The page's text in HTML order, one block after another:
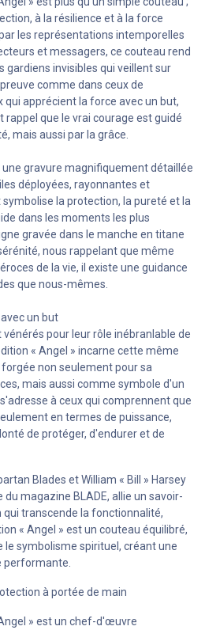
à la résilience et à la force
les représentations intemporelles
et messagers, ce couteau rend
gardiens invisibles qui veillent sur
comme dans ceux de
qui apprécient la force avec un but,
que le vrai courage est guidé
mais aussi par la grâce.
gravure magnifiquement détaillée
déployées, rayonnantes et
la protection, la pureté et la
dans les moments les plus
gravée dans le manche en titane
nous rappelant que même
de la vie, il existe une guidance
que nous-mêmes.
un but
pour leur rôle inébranlable de
« Angel » incarne cette même
non seulement pour sa
mais aussi comme symbole d'un
à ceux qui comprennent que
en termes de puissance,
de protéger, d'endurer et de
Blades et William « Bill » Harsey
magazine BLADE, allie un savoir-
transcende la fonctionnalité,
« Angel » est un couteau équilibré,
symbolisme spirituel, créant une
performante.
à portée de main
» est un chef-d'œuvre